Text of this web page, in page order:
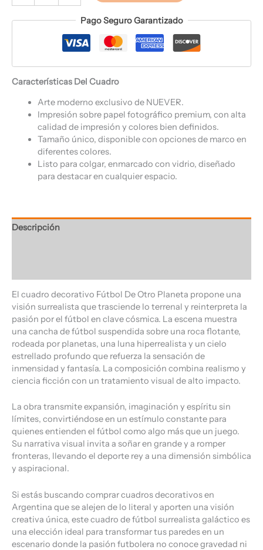
Pago Seguro Garantizado
Características Del Cuadro
Arte moderno exclusivo de NUEVER.
Impresión sobre papel fotográfico premium, con alta
calidad de impresión y colores bien definidos.
Tamaño único, disponible con opciones de marco en
diferentes colores.
Listo para colgar, enmarcado con vidrio, diseñado
para destacar en cualquier espacio.
Descripción
El cuadro decorativo Fútbol De Otro Planeta propone una
visión surrealista que trasciende lo terrenal y reinterpreta la
pasión por el fútbol en clave cósmica. La escena muestra
una cancha de fútbol suspendida sobre una roca flotante,
rodeada por planetas, una luna hiperrealista y un cielo
estrellado profundo que refuerza la sensación de
inmensidad y fantasía. La composición combina realismo y
ciencia ficción con un tratamiento visual de alto impacto.
La obra transmite expansión, imaginación y espíritu sin
límites, convirtiéndose en un estímulo constante para
quienes entienden el fútbol como algo más que un juego.
Su narrativa visual invita a soñar en grande y a romper
fronteras, llevando el deporte rey a una dimensión simbólica
y aspiracional.
Si estás buscando comprar cuadros decorativos en
Argentina que se alejen de lo literal y aporten una visión
creativa única, este cuadro de fútbol surrealista galáctico es
una elección ideal para transformar tus paredes en un
escenario donde la pasión futbolera no conoce gravedad ni